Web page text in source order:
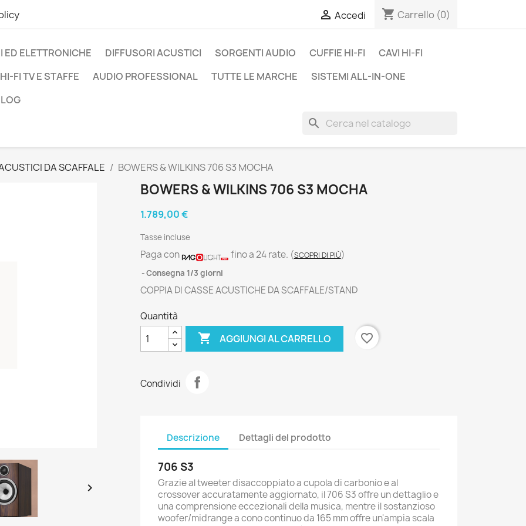
 Accedi shopping_cart Carrello (0)
ED ELETTRONICHE DIFFUSORI ACUSTICI SORGENTI AUDIO CUFFIE HI-FI
CAVI HI-FI
FI TV E STAFFE
AUDIO PROFESSIONAL TUTTE LE MARCHE
SISTEMI ALL-IN-ONE
search
DA SCAFFALE BOWERS & WILKINS 706 S3 MOCHA

BOWERS & WILKINS 706 S3 MOCHA
1.789,00 €
Tasse incluse
Paga con fino a 24 rate. (SCOPRI DI PIÙ)
Consegna 1/3 giorni
COPPIA DI CASSE ACUSTICHE DA SCAFFALE/STAND
Quantità
 AGGIUNGI AL CARRELLO favorite_border
Condividi
Descrizione Dettagli del prodotto
706 S3
Grazie al tweeter disaccoppiato a cupola di carbonio e al
crossover accuratamente aggiornato, il 706 S3 offre un dettaglio e
una comprensione eccezionali della musica, mentre il sostanzioso
woofer/midrange a cono continuo da 165 mm offre un'ampia scala